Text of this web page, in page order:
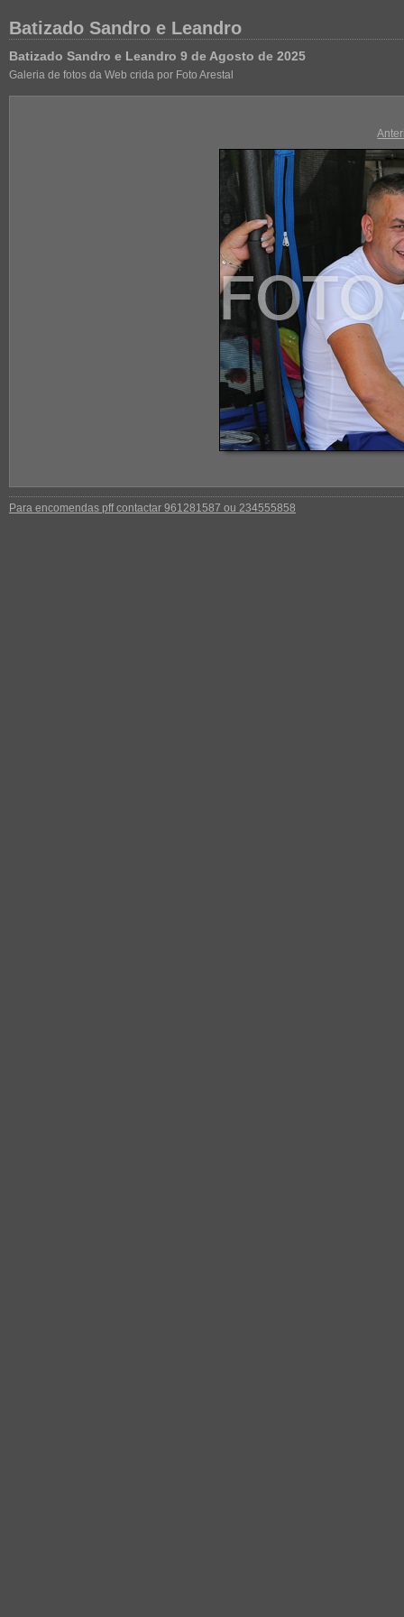
Batizado Sandro e Leandro
Batizado Sandro e Leandro 9 de Agosto de 2025
Galeria de fotos da Web crida por Foto Arestal
Para encomendas pff contactar 961281587 ou 234555858